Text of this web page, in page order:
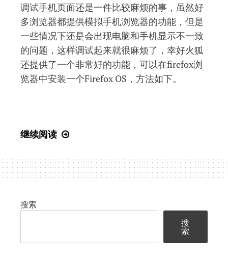
调试手机页面还是一件比较麻烦的事，虽然好
多浏览器都提供模拟手机浏览器的功能，但是
一些情况下还是会出现电脑和手机显示不一致
的问题，这样调试起来就很麻烦了，幸好火狐
还提供了一个非常好的功能，可以在firefox浏
览器中安装一个Firefox OS，方法如下。
继续阅读
中
安
手
搜索
搜
索